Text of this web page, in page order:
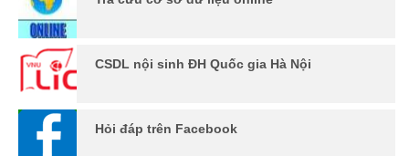
CSDL nội sinh ĐH Quốc gia Hà Nội
Hỏi đáp trên Facebook